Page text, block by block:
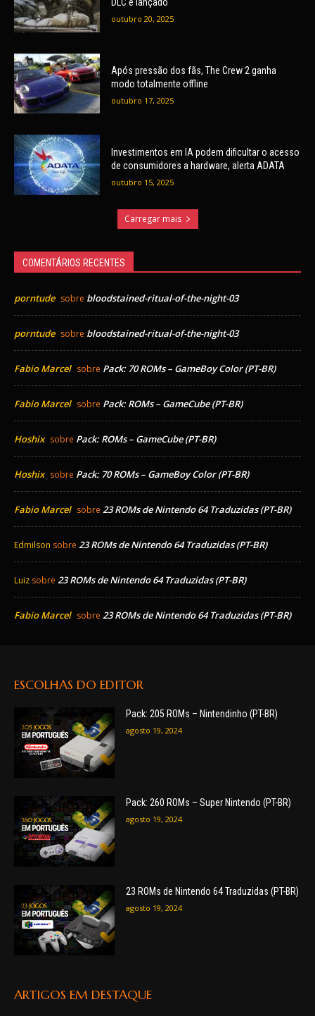
DLC é lançado
outubro 20, 2025
Após pressão dos fãs, The Crew 2 ganha
modo totalmente offline
outubro 17, 2025
Investimentos em IA podem dificultar o acesso
de consumidores a hardware, alerta ADATA
outubro 15, 2025
Carregar mais
COMENTÁRIOS RECENTES
porntude sobre bloodstained-ritual-of-the-night-03
porntude sobre bloodstained-ritual-of-the-night-03
Fabio Marcel sobre Pack: 70 ROMs – GameBoy Color (PT-BR)
Fabio Marcel sobre Pack: ROMs – GameCube (PT-BR)
Hoshix sobre Pack: ROMs – GameCube (PT-BR)
Hoshix sobre Pack: 70 ROMs – GameBoy Color (PT-BR)
Fabio Marcel sobre 23 ROMs de Nintendo 64 Traduzidas (PT-BR)
Edmilson sobre 23 ROMs de Nintendo 64 Traduzidas (PT-BR)
Luiz sobre 23 ROMs de Nintendo 64 Traduzidas (PT-BR)
Fabio Marcel sobre 23 ROMs de Nintendo 64 Traduzidas (PT-BR)
ESCOLHAS DO EDITOR
Pack: 205 ROMs – Nintendinho (PT-BR)
agosto 19, 2024
Pack: 260 ROMs – Super Nintendo (PT-BR)
agosto 19, 2024
23 ROMs de Nintendo 64 Traduzidas (PT-BR)
agosto 19, 2024
ARTIGOS EM DESTAQUE